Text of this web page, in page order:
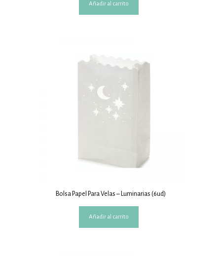
Añadir al carrito
Bolsa Papel Para Velas – Luminarias (6ud)
Añadir al carrito